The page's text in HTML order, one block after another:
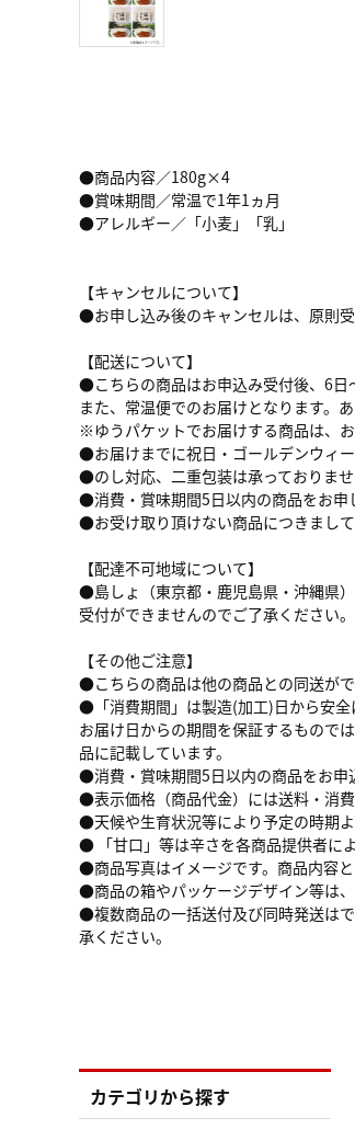
●商品内容／180g×4
●賞味期間／常温で1年1ヵ月
●アレルギー／「小麦」「乳」
【キャンセルについて】
●お申し込み後のキャンセルは、原則受
【配送について】
●こちらの商品はお申込み受付後、6日
また、常温便でのお届けとなります。
※ゆうパケットでお届けする商品は、
●お届けまでに祝日・ゴールデンウィ
●のし対応、二重包装は承っておりませ
●消費・賞味期間5日以内の商品をお申
●お受け取り頂けない商品につきまし
【配達不可地域について】
●島しょ（東京都・鹿児島県・沖縄県
受付ができませんのでご了承ください。
【その他ご注意】
●こちらの商品は他の商品との同送がで
●「消費期間」は製造(加工)日から安全
お届け日からの期間を保証するもので
品に記載しています。
●消費・賞味期間5日以内の商品をお申
●表示価格（商品代金）には送料・消費
●天候や生育状況等により予定の時期
● 「甘口」等は辛さを各商品提供者に
●商品写真はイメージです。商品内容
●商品の箱やパッケージデザイン等は、
●複数商品の一括送付及び同時発送は
承ください。
カテゴリから探す